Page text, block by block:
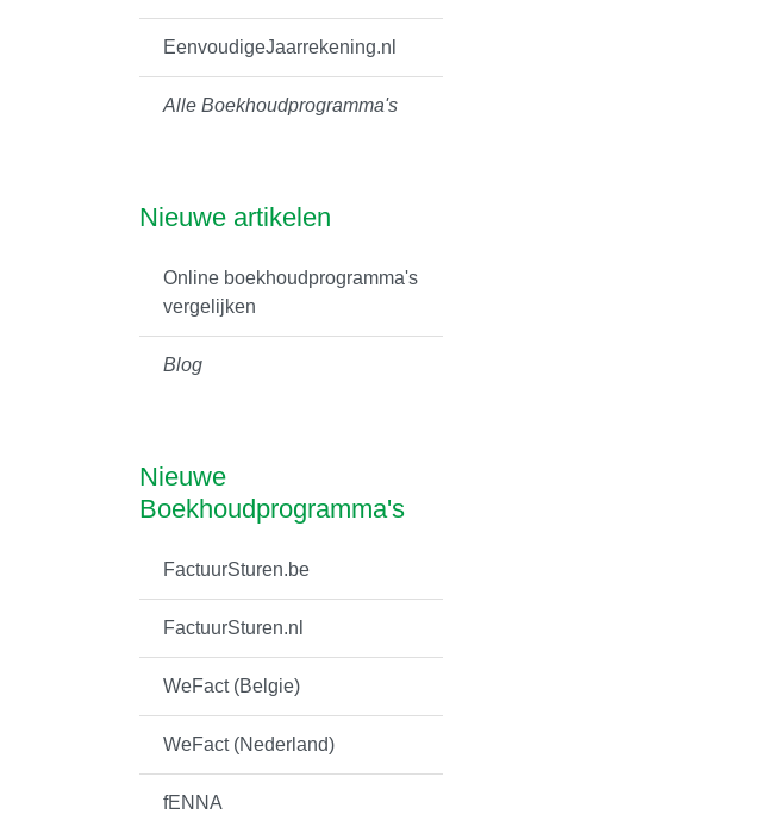
EenvoudigeJaarrekening.nl
Alle Boekhoudprogramma's
Nieuwe artikelen
Online boekhoudprogramma's
vergelijken
Blog
Nieuwe
Boekhoudprogramma's
FactuurSturen.be
FactuurSturen.nl
WeFact (Belgie)
WeFact (Nederland)
fENNA